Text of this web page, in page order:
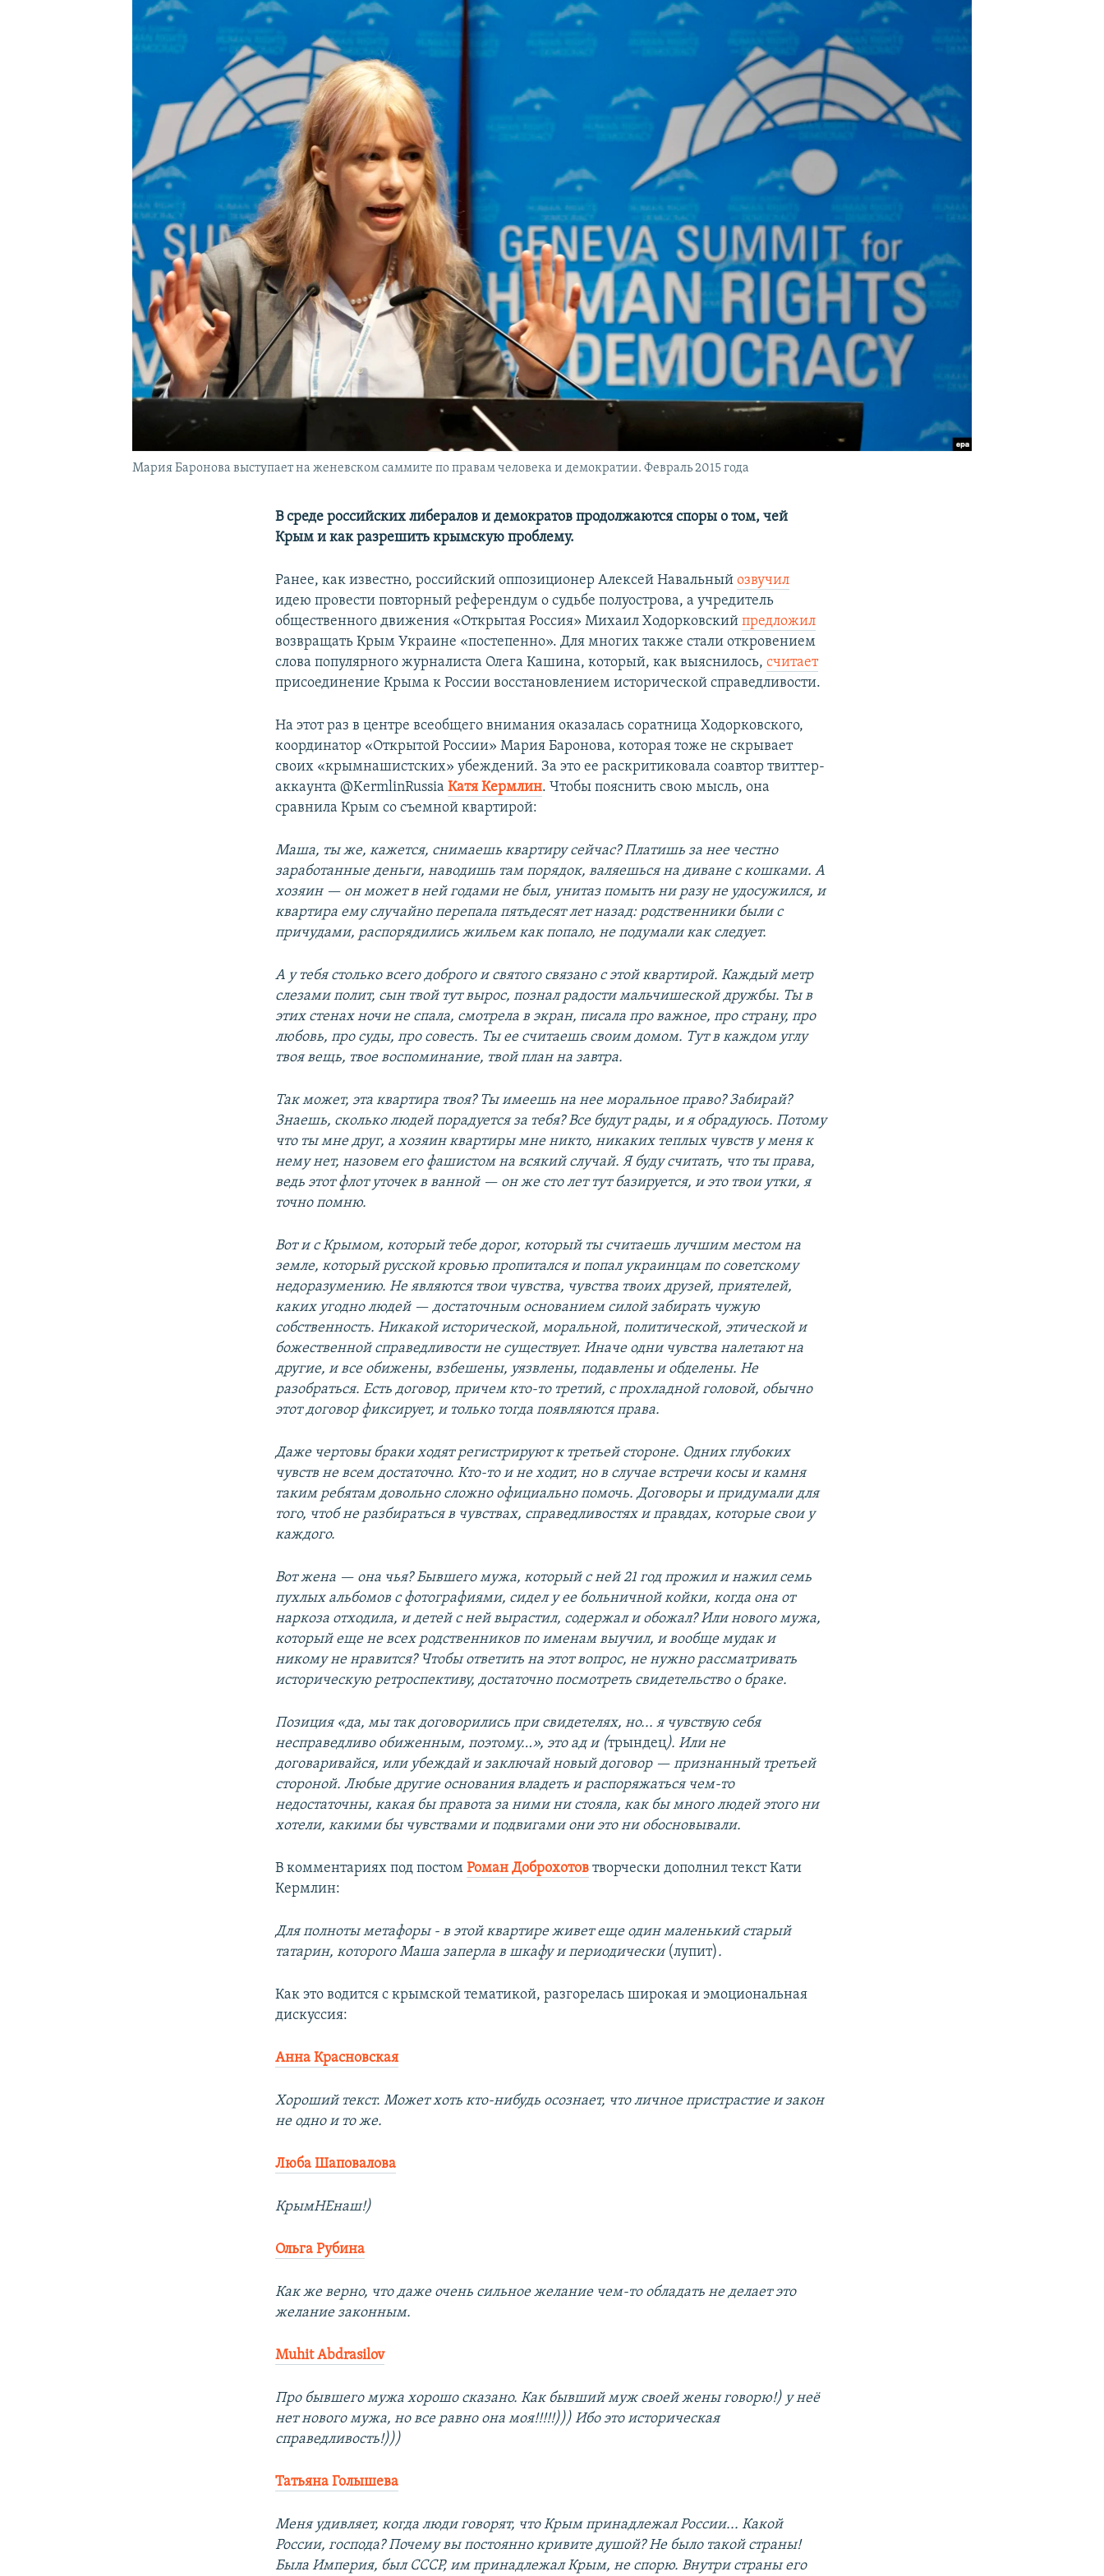
УКРАИНСКАЯ ПРОБЛЕМА КРЫМА
Мария Баронова выступает на женевском саммите по правам человека и демократии. Февраль 2015 года
В среде российских либералов и демократов продолжаются споры о том, чей
Крым и как разрешить крымскую проблему.
Ранее, как известно, российский оппозиционер Алексей Навальныйозвучил
идею провести повторный референдум о судьбе полуострова, а учредитель
общественного движения «Открытая Россия» Михаил Ходорковскийпредложил
возвращать Крым Украине «постепенно». Для многих также стали откровением
слова популярного журналиста Олега Кашина, который, как выяснилось,считает
присоединение Крыма к России восстановлением исторической справедливости.
На этот раз в центре всеобщего внимания оказалась соратница Ходорковского,
координатор «Открытой России» Мария Баронова, которая тоже не скрывает
своих «крымнашистских» убеждений. За это ее раскритиковала соавтор твиттер-
аккаунта @KermlinRussiaКатя Кермлин. Чтобы пояснить свою мысль, она
сравнила Крым со съемной квартирой:
Маша, ты же, кажется, снимаешь квартиру сейчас? Платишь за нее честно
заработанные деньги, наводишь там порядок, валяешься на диване с кошками. А
хозяин — он может в ней годами не был, унитаз помыть ни разу не удосужился, и
квартира ему случайно перепала пятьдесят лет назад: родственники были с
причудами, распорядились жильем как попало, не подумали как следует.
А у тебя столько всего доброго и святого связано с этой квартирой. Каждый метр
слезами полит, сын твой тут вырос, познал радости мальчишеской дружбы. Ты в
этих стенах ночи не спала, смотрела в экран, писала про важное, про страну, про
любовь, про суды, про совесть. Ты ее считаешь своим домом. Тут в каждом углу
твоя вещь, твое воспоминание, твой план на завтра.
Так может, эта квартира твоя? Ты имеешь на нее моральное право? Забирай?
Знаешь, сколько людей порадуется за тебя? Все будут рады, и я обрадуюсь. Потому
что ты мне друг, а хозяин квартиры мне никто, никаких теплых чувств у меня к
нему нет, назовем его фашистом на всякий случай. Я буду считать, что ты права,
ведь этот флот уточек в ванной — он же сто лет тут базируется, и это твои утки, я
точно помню.
Вот и с Крымом, который тебе дорог, который ты считаешь лучшим местом на
земле, который русской кровью пропитался и попал украинцам по советскому
недоразумению. Не являются твои чувства, чувства твоих друзей, приятелей,
каких угодно людей — достаточным основанием силой забирать чужую
собственность. Никакой исторической, моральной, политической, этической и
божественной справедливости не существует. Иначе одни чувства налетают на
другие, и все обижены, взбешены, уязвлены, подавлены и обделены. Не
разобраться. Есть договор, причем кто-то третий, с прохладной головой, обычно
этот договор фиксирует, и только тогда появляются права.
Даже чертовы браки ходят регистрируют к третьей стороне. Одних глубоких
чувств не всем достаточно. Кто-то и не ходит, но в случае встречи косы и камня
таким ребятам довольно сложно официально помочь. Договоры и придумали для
того, чтоб не разбираться в чувствах, справедливостях и правдах, которые свои у
каждого.
Вот жена — она чья? Бывшего мужа, который с ней 21 год прожил и нажил семь
пухлых альбомов с фотографиями, сидел у ее больничной койки, когда она от
наркоза отходила, и детей с ней вырастил, содержал и обожал? Или нового мужа,
который еще не всех родственников по именам выучил, и вообще мудак и
никому не нравится? Чтобы ответить на этот вопрос, не нужно рассматривать
историческую ретроспективу, достаточно посмотреть свидетельство о браке.
Позиция «да, мы так договорились при свидетелях, но... я чувствую себя
несправедливо обиженным, поэтому…», это ад и (трындец). Или не
договаривайся, или убеждай и заключай новый договор — признанный третьей
стороной. Любые другие основания владеть и распоряжаться чем-то
недостаточны, какая бы правота за ними ни стояла, как бы много людей этого ни
хотели, какими бы чувствами и подвигами они это ни обосновывали.
В комментариях под постомРоман Доброхотов творчески дополнил текст Кати
Кермлин:
Для полноты метафоры - в этой квартире живет еще один маленький старый
татарин, которого Маша заперла в шкафу и периодически (лупит).
Как это водится с крымской тематикой, разгорелась широкая и эмоциональная
дискуссия:
Анна Красновская
Хороший текст. Может хоть кто-нибудь осознает, что личное пристрастие и закон
не одно и то же.
Люба Шаповалова
КрымНЕнаш!)
Ольга Рубина
Как же верно, что даже очень сильное желание чем-то обладать не делает это
желание законным.
Muhit Abdrasilov
Про бывшего мужа хорошо сказано. Как бывший муж своей жены говорю!) у неё
нет нового мужа, но все равно она моя!!!!!))) Ибо это историческая
справедливость!)))
Татьяна Голышева
Меня удивляет, когда люди говорят, что Крым принадлежал России... Какой
России, господа? Почему вы постоянно кривите душой? Не было такой страны!
Была Империя, был СССР, им принадлежал Крым, не спорю. Внутри страны его